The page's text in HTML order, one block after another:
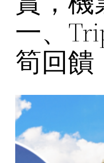
一、
筍回饋